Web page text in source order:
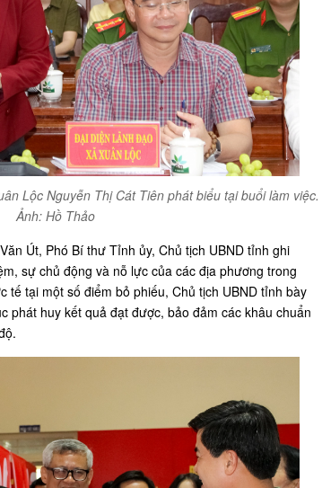
Lộc Nguyễn Thị Cát Tiên phát biểu tại buổi làm việc.
Ảnh: Hồ Thảo
Út, Phó Bí thư Tỉnh ủy, Chủ tịch UBND tỉnh ghi
sự chủ động và nỗ lực của các địa phương trong
tế tại một số điểm bỏ phiếu, Chủ tịch UBND tỉnh bày
phát huy kết quả đạt được, bảo đảm các khâu chuẩn